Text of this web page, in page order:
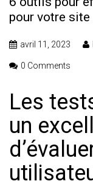
pour votre site
avril 11, 2023
0 Comments
Les
un